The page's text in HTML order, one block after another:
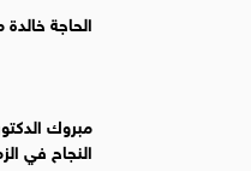
الحاجة
مبروك
النجاح في